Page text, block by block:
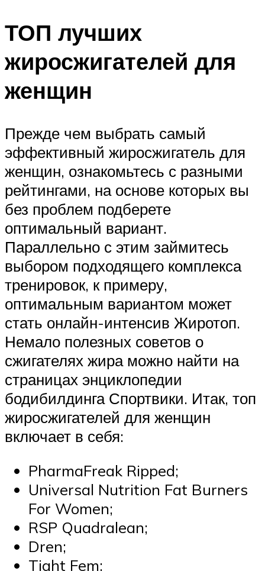
ТОП лучших
жиросжигателей для
женщин
Прежде чем выбрать самый
эффективный жиросжигатель для
женщин, ознакомьтесь с разными
рейтингами, на основе которых вы
без проблем подберете
оптимальный вариант.
Параллельно с этим займитесь
выбором подходящего комплекса
тренировок, к примеру,
оптимальным вариантом может
стать онлайн-интенсив Жиротоп.
Немало полезных советов о
сжигателях жира можно найти на
страницах энциклопедии
бодибилдинга Спортвики. Итак, топ
жиросжигателей для женщин
включает в себя:
PharmaFreak Ripped;
Universal Nutrition Fat Burners
For Women;
RSP Quadralean;
Dren;
Tight Fem;